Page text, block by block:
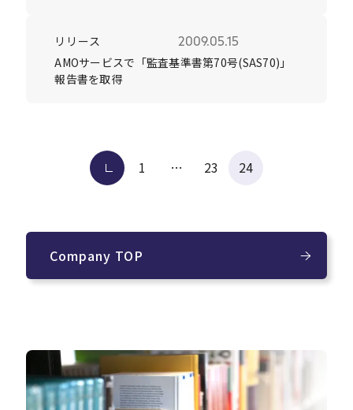
AMOサービスで「監査基準書第70号(SAS70)」
報告書を取得
リリース 2009.05.15
ジ
り
前へ 1 … 23 24
Company TOP